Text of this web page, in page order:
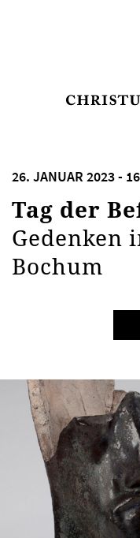
KIRCHE
26. JANUAR 2023 -
Tag der
Gedenken
Bochum